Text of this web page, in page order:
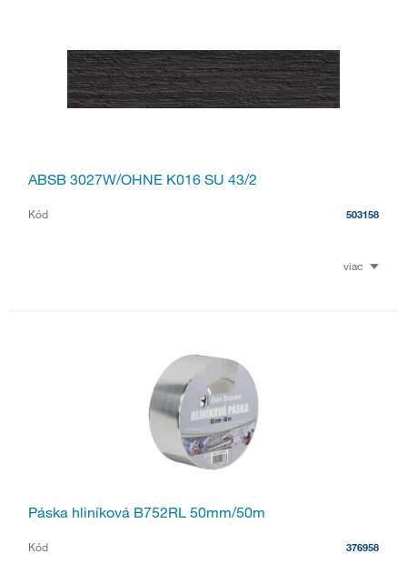
ABSB 3027W/OHNE K016 SU 43/2
Kód 503158
viac
Páska hliníková B752RL 50mm/50m
Kód 376958